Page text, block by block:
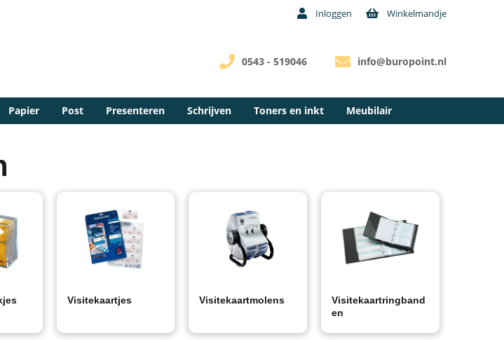
Inloggen Winkelmandje
info@buropoint.nl
0543 - 519046
Papier Post Presenteren Schrijven Toners en inkt Meubilair
Visitekaartjes Visitekaartmolens
Visitekaartringband
en